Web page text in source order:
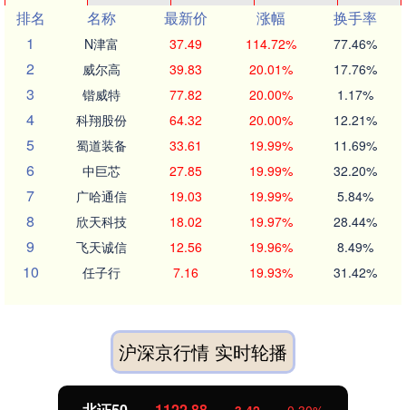
排名
名称 最新价 涨幅
换手率
1
N津富 37.49 114.72% 77.46%
2 威尔高 39.83 20.01% 17.76%
3 锴威特 77.82 20.00% 1.17%
4 科翔股份 64.32 20.00% 12.21%
5 蜀道装备 33.61 19.99% 11.69%
6 中巨芯 27.85 19.99% 32.20%
7 广哈通信 19.03 19.99% 5.84%
8 欣天科技 18.02 19.97% 28.44%
9 飞天诚信 12.56 19.96% 8.49%
10 任子行 7.16 19.93% 31.42%
沪深京行情 实时轮播